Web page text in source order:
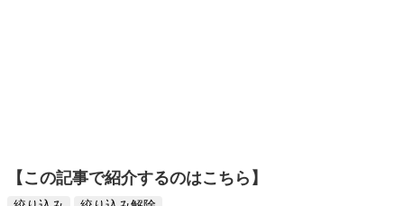
【この記事で紹介するのはこちら】